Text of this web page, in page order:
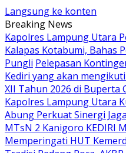
Langsung ke konten
Breaking News
Kapolres Lampung Utara
Kalapas Kotabumi, Bahas
Pungli Pelepasan
Kediri yang akan
XII Tahun 2026 di Buperta
Kapolres Lampung Utara
Abung Perkuat Sinergi
MTsN 2 Kanigoro KEDIRI
Memperingati HUT